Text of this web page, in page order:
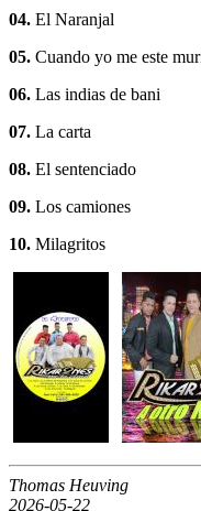
04. El Naranjal
05. Cuando yo me este
06. Las indias de bani
07. La carta
08. El sentenciado
09. Los camiones
10. Milagritos
Thomas Heuving
2026-05-22